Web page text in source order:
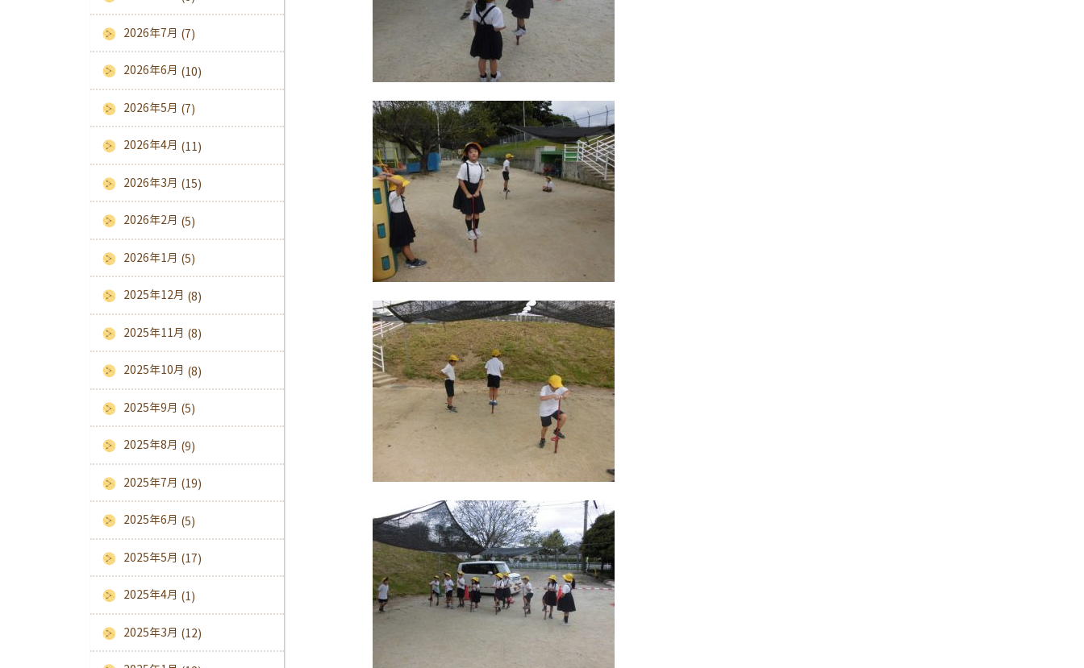
2026年7月 (7)
2026年6月 (10)
2026年5月 (7)
2026年4月 (11)
2026年3月 (15)
2026年2月 (5)
2026年1月 (5)
2025年12月 (8)
2025年11月 (8)
2025年10月 (8)
2025年9月 (5)
2025年8月 (9)
2025年7月 (19)
2025年6月 (5)
2025年5月 (17)
2025年4月 (1)
2025年3月 (12)